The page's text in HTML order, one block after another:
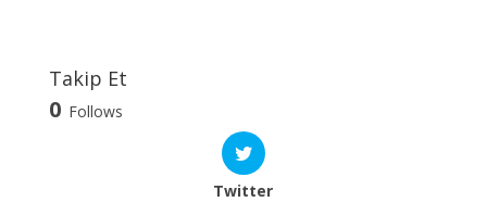
Takip Et
0 Follows
Twitter